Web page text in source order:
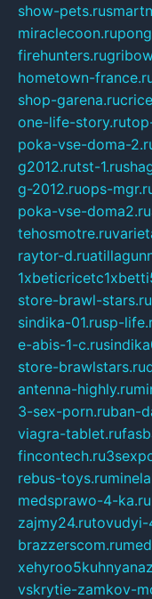
show-pets.ru
miraclecoon.ru
firehunters.ru
hometown-
shop-garena.ru
one-life-story.ru
poka-vse-doma-
g2012.rutst-1.ru
g-2012.ruops-
poka-vse-doma2.ru
tehosmotre.ru
raytor-d.ru
store-brawl-stars.ru
sindika-01.rusp-
e-abis-1-c.ru
store-brawlstars.ru
antenna-highly.ru
3-sex-porn.ruban-
viagra-tablet.ru
fincontech.ru
rebus-toys.ru
medsprawo-4-ka.ru
zajmy24.rutovudyi-
brazzerscom.ru
vskrytie-zamkov-